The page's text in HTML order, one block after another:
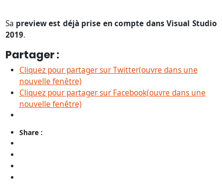
Sa preview est déjà prise en compte dans Visual Studio
2019.
Partager :
Cliquez pour partager sur Twitter(ouvre dans une
nouvelle fenêtre)
Cliquez pour partager sur Facebook(ouvre dans une
nouvelle fenêtre)
Share :